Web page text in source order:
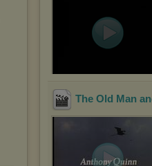
The Old Man